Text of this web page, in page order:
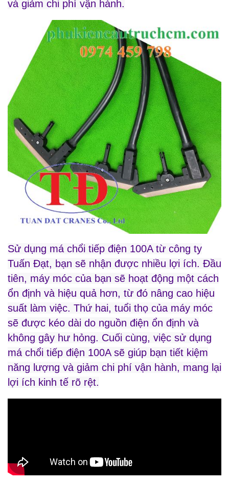
và giảm chi phí vận hành.
Sử dụng má chổi tiếp điện 100A từ công ty
Tuấn Đạt, bạn sẽ nhận được nhiều lợi ích. Đầu
tiên, máy móc của bạn sẽ hoạt động một cách
ổn định và hiệu quả hơn, từ đó nâng cao hiệu
suất làm việc. Thứ hai, tuổi thọ của máy móc
sẽ được kéo dài do nguồn điện ổn định và
không gây hư hỏng. Cuối cùng, việc sử dụng
má chổi tiếp điện 100A sẽ giúp bạn tiết kiệm
năng lượng và giảm chi phí vận hành, mang lại
lợi ích kinh tế rõ rệt.